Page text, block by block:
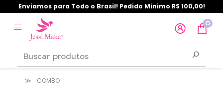
Enviamos para Todo o Brasil! Pedido Mínimo R$ 100,00!
0
COMBO